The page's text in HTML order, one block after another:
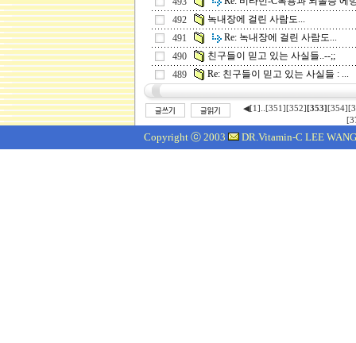
492
녹내장에 걸린 사람도...
491
Re: 녹내장에 걸린 사람도...
490
친구들이 믿고 있는 사실들..--;;
489
Re: 친구들이 믿고 있는 사실들 : ...
◀[1] ..[351] [352] [353] [354]
Copyright ⓒ 2003 DR.Vitamin-C LEE